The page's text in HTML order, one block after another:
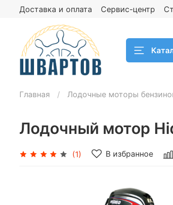
Доставка и оплата Сервис-центр
Главная Лодочные моторы
Лодочный мотор
(1) В избранное